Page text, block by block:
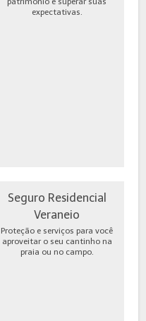
expectativas.
Seguro Residencial
Veraneio
Proteção e serviços para você
aproveitar o seu cantinho na
praia ou no campo.